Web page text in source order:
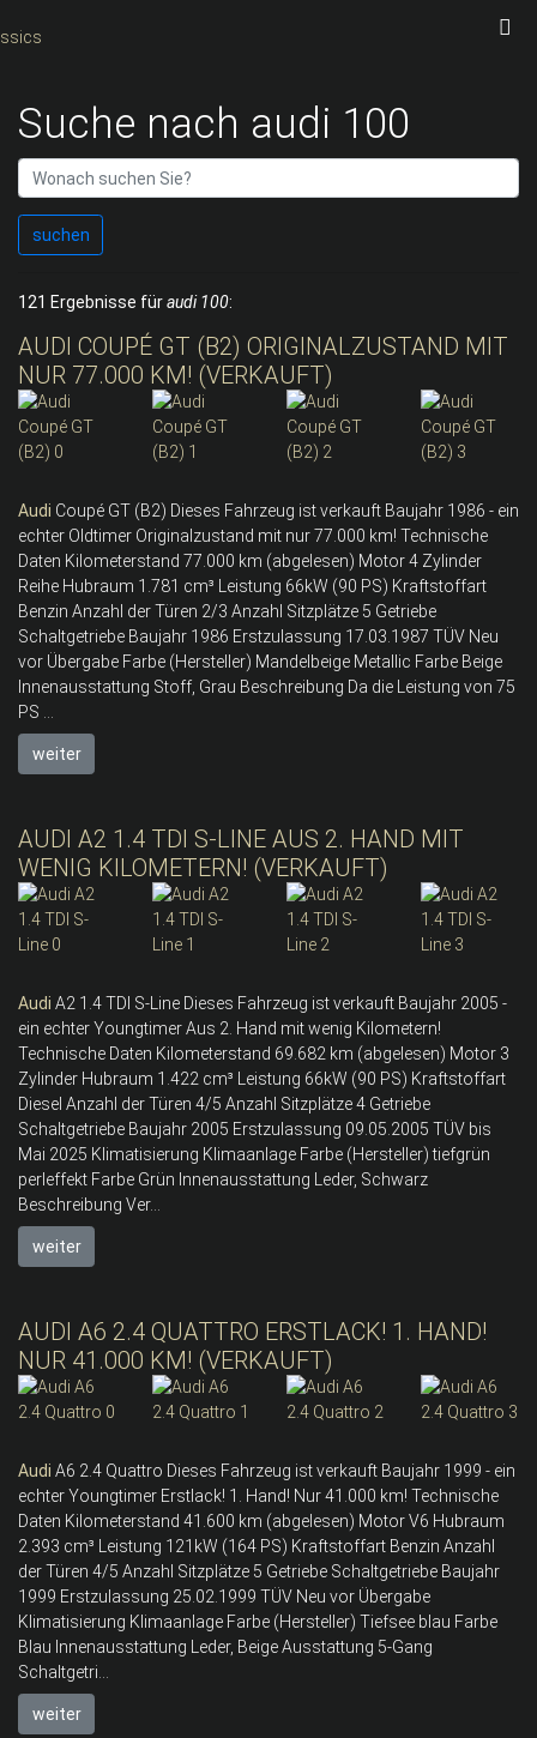
Suche nach audi 100
suchen
121 Ergebnisse füraudi 100:
AUDI COUPÉ GT (B2) ORIGINALZUSTAND MIT
NUR 77.000 KM! (VERKAUFT)
Audi Coupé GT (B2) Dieses Fahrzeug ist verkauft Baujahr 1986 - ein
echter Oldtimer Originalzustand mit nur 77.000 km! Technische
Daten Kilometerstand 77.000 km (abgelesen) Motor 4 Zylinder
Reihe Hubraum 1.781 cm³ Leistung 66kW (90 PS) Kraftstoffart
Benzin Anzahl der Türen 2/3 Anzahl Sitzplätze 5 Getriebe
Schaltgetriebe Baujahr 1986 Erstzulassung 17.03.1987 TÜV Neu
vor Übergabe Farbe (Hersteller) Mandelbeige Metallic Farbe Beige
Innenausstattung Stoff, Grau Beschreibung Da die Leistung von 75
PS ...
weiter
AUDI A2 1.4 TDI S-LINE AUS 2. HAND MIT
WENIG KILOMETERN! (VERKAUFT)
Audi A2 1.4 TDI S-Line Dieses Fahrzeug ist verkauft Baujahr 2005 -
ein echter Youngtimer Aus 2. Hand mit wenig Kilometern!
Technische Daten Kilometerstand 69.682 km (abgelesen) Motor 3
Zylinder Hubraum 1.422 cm³ Leistung 66kW (90 PS) Kraftstoffart
Diesel Anzahl der Türen 4/5 Anzahl Sitzplätze 4 Getriebe
Schaltgetriebe Baujahr 2005 Erstzulassung 09.05.2005 TÜV bis
Mai 2025 Klimatisierung Klimaanlage Farbe (Hersteller) tiefgrün
perleffekt Farbe Grün Innenausstattung Leder, Schwarz
Beschreibung Ver...
weiter
AUDI A6 2.4 QUATTRO ERSTLACK! 1. HAND!
NUR 41.000 KM! (VERKAUFT)
Audi A6 2.4 Quattro Dieses Fahrzeug ist verkauft Baujahr 1999 - ein
echter Youngtimer Erstlack! 1. Hand! Nur 41.000 km! Technische
Daten Kilometerstand 41.600 km (abgelesen) Motor V6 Hubraum
2.393 cm³ Leistung 121kW (164 PS) Kraftstoffart Benzin Anzahl
der Türen 4/5 Anzahl Sitzplätze 5 Getriebe Schaltgetriebe Baujahr
1999 Erstzulassung 25.02.1999 TÜV Neu vor Übergabe
Klimatisierung Klimaanlage Farbe (Hersteller) Tiefsee blau Farbe
Blau Innenausstattung Leder, Beige Ausstattung 5-Gang
Schaltgetri...
weiter